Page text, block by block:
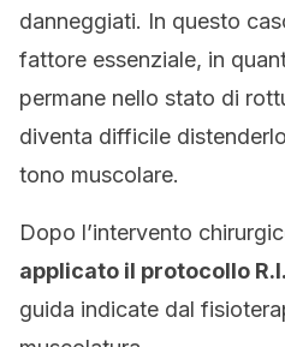
danneggiati. In questo
fattore essenziale, in
permane nello stato di
diventa difficile
tono muscolare.
Dopo l’intervento
applicato il protocollo
guida indicate dal